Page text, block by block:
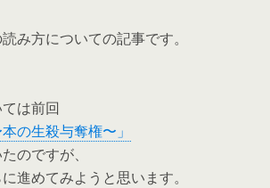
み方についての記事です。
は前回
の生殺与奪権〜」
のですが、
進めてみようと思います。